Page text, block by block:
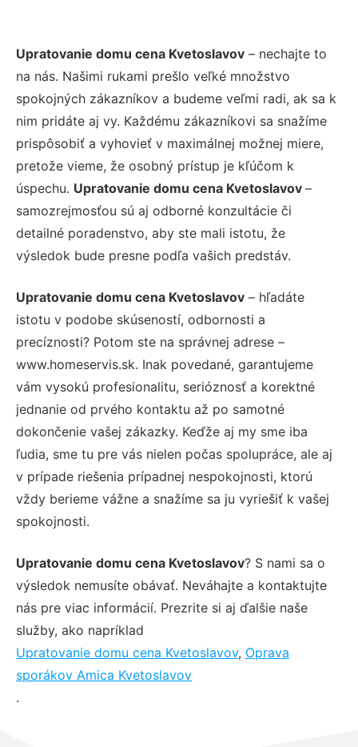
Upratovanie domu cena Kvetoslavov – nechajte to
na nás. Našimi rukami prešlo veľké množstvo
spokojných zákazníkov a budeme veľmi radi, ak sa k
nim pridáte aj vy. Každému zákazníkovi sa snažíme
prispôsobiť a vyhovieť v maximálnej možnej miere,
pretože vieme, že osobný prístup je kľúčom k
úspechu. Upratovanie domu cena Kvetoslavov –
samozrejmosťou sú aj odborné konzultácie či
detailné poradenstvo, aby ste mali istotu, že
výsledok bude presne podľa vašich predstáv.
Upratovanie domu cena Kvetoslavov – hľadáte
istotu v podobe skúseností, odbornosti a
precíznosti? Potom ste na správnej adrese –
www.homeservis.sk. Inak povedané, garantujeme
vám vysokú profesionalitu, serióznosť a korektné
jednanie od prvého kontaktu až po samotné
dokončenie vašej zákazky. Keďže aj my sme iba
ľudia, sme tu pre vás nielen počas spolupráce, ale aj
v prípade riešenia prípadnej nespokojnosti, ktorú
vždy berieme vážne a snažíme sa ju vyriešiť k vašej
spokojnosti.
Upratovanie domu cena Kvetoslavov? S nami sa o
výsledok nemusíte obávať. Neváhajte a kontaktujte
nás pre viac informácií. Prezrite si aj ďalšie naše
služby, ako napríklad
Upratovanie domu cena Kvetoslavov, Oprava
sporákov Amica Kvetoslavov
.